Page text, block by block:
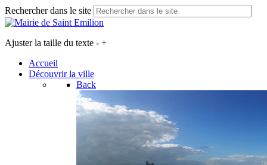
Rechercher dans le site
Ajuster la taille du texte - +
Accueil
Découvrir la ville
Back